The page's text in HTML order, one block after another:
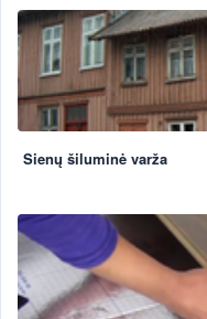
Sienų šiluminė varža